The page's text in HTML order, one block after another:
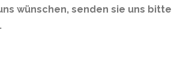
wünschen, senden sie uns bitte